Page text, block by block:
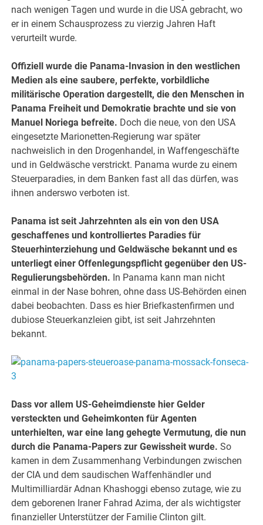
nach wenigen Tagen und wurde in die USA gebracht, wo
er in einem Schausprozess zu vierzig Jahren Haft
verurteilt wurde.
Offiziell wurde die Panama-Invasion in den westlichen
Medien als eine saubere, perfekte, vorbildliche
militärische Operation dargestellt, die den Menschen in
Panama Freiheit und Demokratie brachte und sie von
Manuel Noriega befreite. Doch die neue, von den USA
eingesetzte Marionetten-Regierung war später
nachweislich in den Drogenhandel, in Waffengeschäfte
und in Geldwäsche verstrickt. Panama wurde zu einem
Steuerparadies, in dem Banken fast all das dürfen, was
ihnen anderswo verboten ist.
Panama ist seit Jahrzehnten als ein von den USA
geschaffenes und kontrolliertes Paradies für
Steuerhinterziehung und Geldwäsche bekannt und es
unterliegt einer Offenlegungspflicht gegenüber den US-
Regulierungsbehörden. In Panama kann man nicht
einmal in der Nase bohren, ohne dass US-Behörden einen
dabei beobachten. Dass es hier Briefkastenfirmen und
dubiose Steuerkanzleien gibt, ist seit Jahrzehnten
bekannt.
Dass vor allem US-Geheimdienste hier Gelder
versteckten und Geheimkonten für Agenten
unterhielten, war eine lang gehegte Vermutung, die nun
durch die Panama-Papers zur Gewissheit wurde. So
kamen in dem Zusammenhang Verbindungen zwischen
der CIA und dem saudischen Waffenhändler und
Multimilliardär Adnan Khashoggi ebenso zutage, wie zu
dem geborenen Iraner Fahrad Azima, der als wichtigster
finanzieller Unterstützer der Familie Clinton gilt.